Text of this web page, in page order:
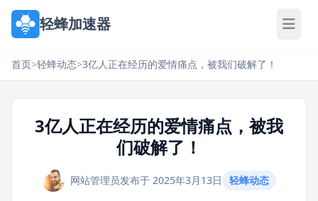
轻蜂加速器
首页>轻蜂动态>3亿人正在经历的爱情痛点，被我们破解了！
3亿人正在经历的爱情痛点，被我
们破解了！
网站管理员发布于 2025年3月13日 轻蜂动态